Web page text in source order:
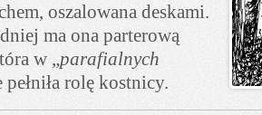
oszalowana deskami.
ma ona parterową
w „parafialnych
pełniła rolę kostnicy.